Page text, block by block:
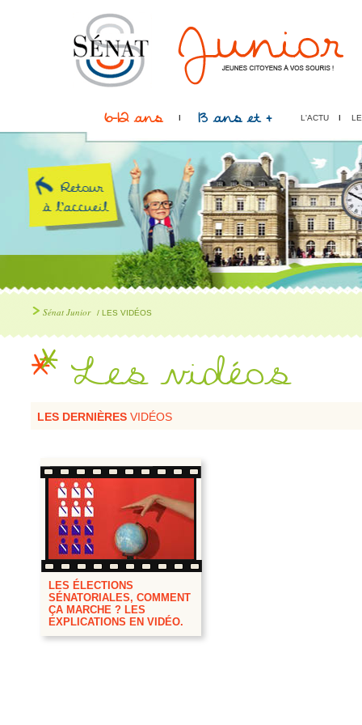
6-12 ans 13 ans et + L'ACTU
Sénat Junior / LES VIDÉOS
Les vidéos
LES DERNIÈRES VIDÉOS
LES ÉLECTIONS
SÉNATORIALES, COMMENT
ÇA MARCHE ? LES
EXPLICATIONS EN VIDÉO.